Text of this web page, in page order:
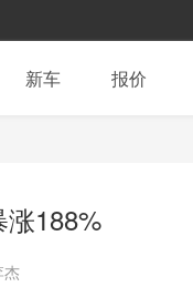
新车 报价
188%
杰